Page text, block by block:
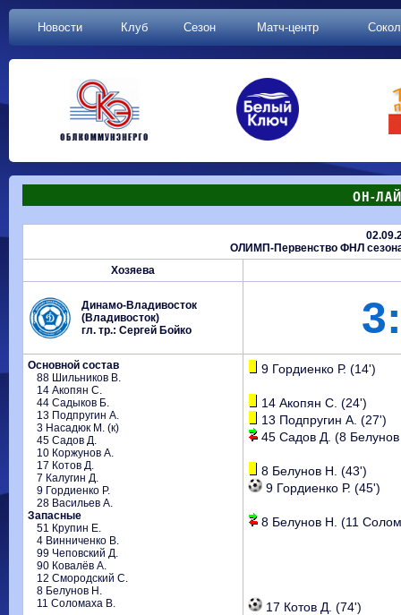
Новости Клуб Сезон Матч-центр
ОН-
ОЛИМП-Первенство ФНЛ сезона
Хозяева
Динамо-Владивосток
(Владивосток)
гл. тр.: Сергей Бойко
Основной состав
88 Шильников В.
14 Акопян С.
44 Садыков Б.
13 Подпругин А.
3 Насадюк М. (к)
45 Садов Д.
10 Коржунов А.
17 Котов Д.
7 Калугин Д.
9 Гордиенко Р.
28 Васильев А.
Запасные
51 Крупин Е.
4 Винниченко В.
99 Чеповский Д.
90 Ковалёв А.
12 Смородский С.
8 Белунов Н.
11 Соломаха В.
9 Гордиенко Р. (14')
14 Акопян С. (24')
13 Подпругин А. (27')
45 Садов Д. (8
8 Белунов Н. (43')
9 Гордиенко Р. (45')
8 Белунов Н. (11
17 Котов Д. (74')